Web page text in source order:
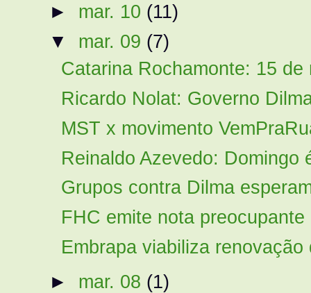
► mar. 10 (11)
▼ mar. 09 (7)
Catarina Rochamonte: 15
Ricardo Nolat: Governo
MST x movimento
Reinaldo Azevedo: Domingo
Grupos contra Dilma
FHC emite nota
Embrapa viabiliza
► mar. 08 (1)